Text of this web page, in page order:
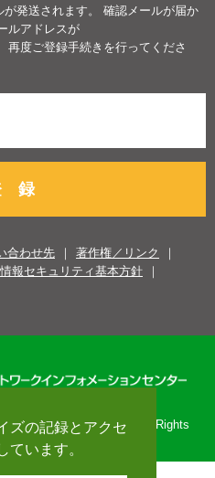
ズの記録とアクセ
ています。
発送されます。 確認メールが届か
ルアドレスが
再度ご登録手続きを行ってくださ
録
合わせ先
著作権／リンク
報セキュリティ基本方針
Information Center. All Rights